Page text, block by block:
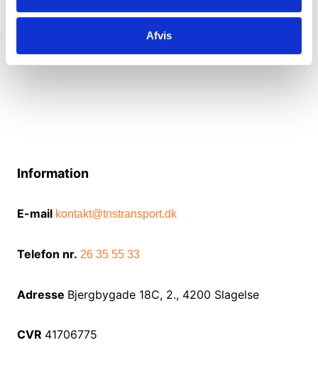
Afvis
Information
E-mail kontakt@tnstransport.dk
Telefon nr. 26 35 55 33
Adresse Bjergbygade 18C, 2., 4200 Slagelse
CVR 41706775